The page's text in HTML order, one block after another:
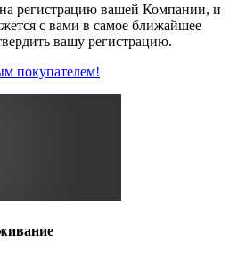
на регистрацию вашей Компании, и
с вами в самое ближайшее
вашу регистрацию.
покупателем!